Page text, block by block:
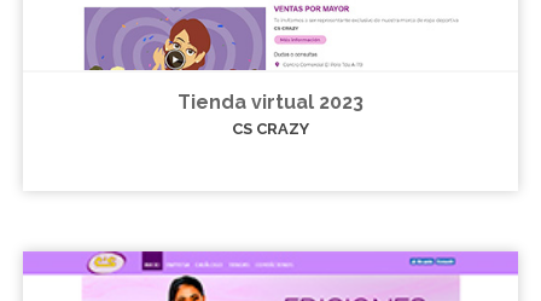
Tienda virtual 2023
CS CRAZY